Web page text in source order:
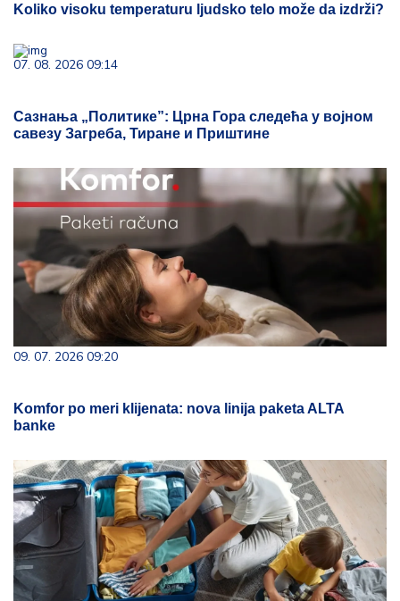
Koliko visoku temperaturu ljudsko telo može da izdrži?
07. 08. 2026 09:14
Сазнања „Политике”: Црна Гора следећа у војном
савезу Загреба, Тиране и Приштине
09. 07. 2026 09:20
Komfor po meri klijenata: nova linija paketa ALTA
banke